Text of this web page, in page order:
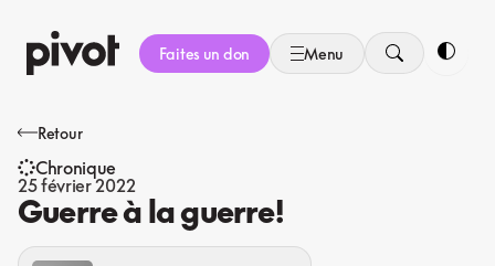
au
contenu
Faites un don Menu
Retour
Chronique
25 février 2022
Guerre à la guerre!